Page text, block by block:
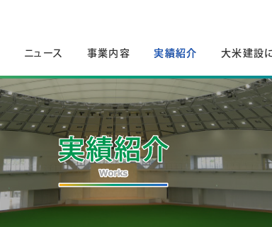
ニュース 事業内容 実績紹介 大米建設